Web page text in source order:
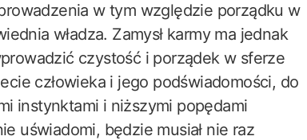
w tym względzie porządku w
władza. Zamysł karmy ma jednak
czystość i porządek w sferze
człowieka i jego podświadomości, do
instynktami i niższymi popędami
uświadomi, będzie musiał nie raz